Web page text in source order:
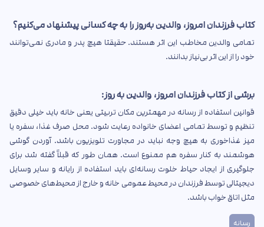
کتاب فرزندان امروز، والدین به‌روز را به چه کسانی پیشنهاد می‌کنیم؟
تمامی والدین مخاطب این اثر هستند. حقیقتا هیچ پدر و مادری نمی‌توانند
خود را از این اثر بی‌نیاز بدانند.
برشی از کتاب فرزندان امروز، والدین به روز:
قوانین استفاده از رسانه در مهمترین مکان تربیتی یعنی خانه باید خیلی دقیق
تنظیم و توسط تمامی اعضای خانواده رعایت شود. محل صرف غذا، سفره یا
میز غذاخوری به هیچ وجه نباید در مجاورت تلویزیون باشد. آوردن گوشی
هوشمند به کنار سفره هم ممنوع است. همان طور که قبلاً گفته شد برای
جلوگیری از ایجاد حیاط خلوت رسانه‌ای باید استفاده از رایانه و سایر وسایل
دیجیتالی توسط فرزندان در محیط عمومی خانه و خارج از محیط‌های خصوصی
مثل اتاق خواب باشد.
رسانه